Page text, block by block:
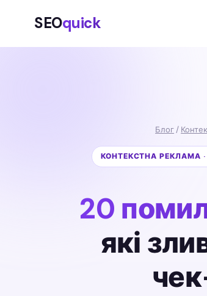
SEOquick
Блог/
КОНТЕКСТНА РЕКЛАМА ·
20
які